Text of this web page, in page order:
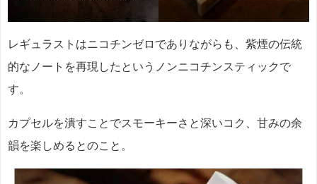
レギュラストはニコチンゼロでありながらも、紫煙の伝統
的なノートを再現したというノンニコチンスティックで
す。
カプセルを潰すことでスモーキーさと深いコク、甘みの余
韻を楽しめるとのこと。